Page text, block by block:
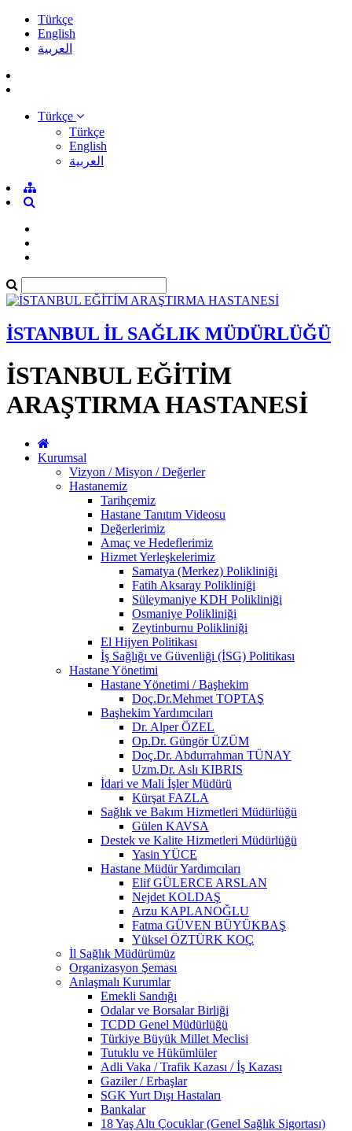
Türkçe
English
العربية
Türkçe
Türkçe
English
العربية
İSTANBUL İL SAĞLIK MÜDÜRLÜĞÜ
İSTANBUL EĞİTİM
ARAŞTIRMA HASTANESİ
Kurumsal
Vizyon / Misyon / Değerler
Hastanemiz
Tarihçemiz
Hastane Tanıtım Videosu
Değerlerimiz
Amaç ve Hedeflerimiz
Hizmet Yerleşkelerimiz
Samatya (Merkez) Polikliniği
Fatih Aksaray Polikliniği
Süleymaniye KDH Polikliniği
Osmaniye Polikliniği
Zeytinburnu Polikliniği
El Hijyen Politikası
İş Sağlığı ve Güvenliği (İSG) Politikası
Hastane Yönetimi
Hastane Yönetimi / Başhekim
Doç.Dr.Mehmet TOPTAŞ
Başhekim Yardımcıları
Dr. Alper ÖZEL
Op.Dr. Güngör ÜZÜM
Doç.Dr. Abdurrahman TÜNAY
Uzm.Dr. Aslı KIBRIS
İdari ve Mali İşler Müdürü
Kürşat FAZLA
Sağlık ve Bakım Hizmetleri Müdürlüğü
Gülen KAVSA
Destek ve Kalite Hizmetleri Müdürlüğü
Yasin YÜCE
Hastane Müdür Yardımcıları
Elif GÜLERCE ARSLAN
Nejdet KOLDAŞ
Arzu KAPLANOĞLU
Fatma GÜVEN BÜYÜKBAŞ
Yüksel ÖZTÜRK KOÇ
İl Sağlık Müdürümüz
Organizasyon Şeması
Anlaşmalı Kurumlar
Emekli Sandığı
Odalar ve Borsalar Birliği
TCDD Genel Müdürlüğü
Türkiye Büyük Millet Meclisi
Tutuklu ve Hükümlüler
Adli Vaka / Trafik Kazası / İş Kazası
Gaziler / Erbaşlar
SGK Yurt Dışı Hastaları
Bankalar
18 Yaş Altı Çocuklar (Genel Sağlık Sigortası)